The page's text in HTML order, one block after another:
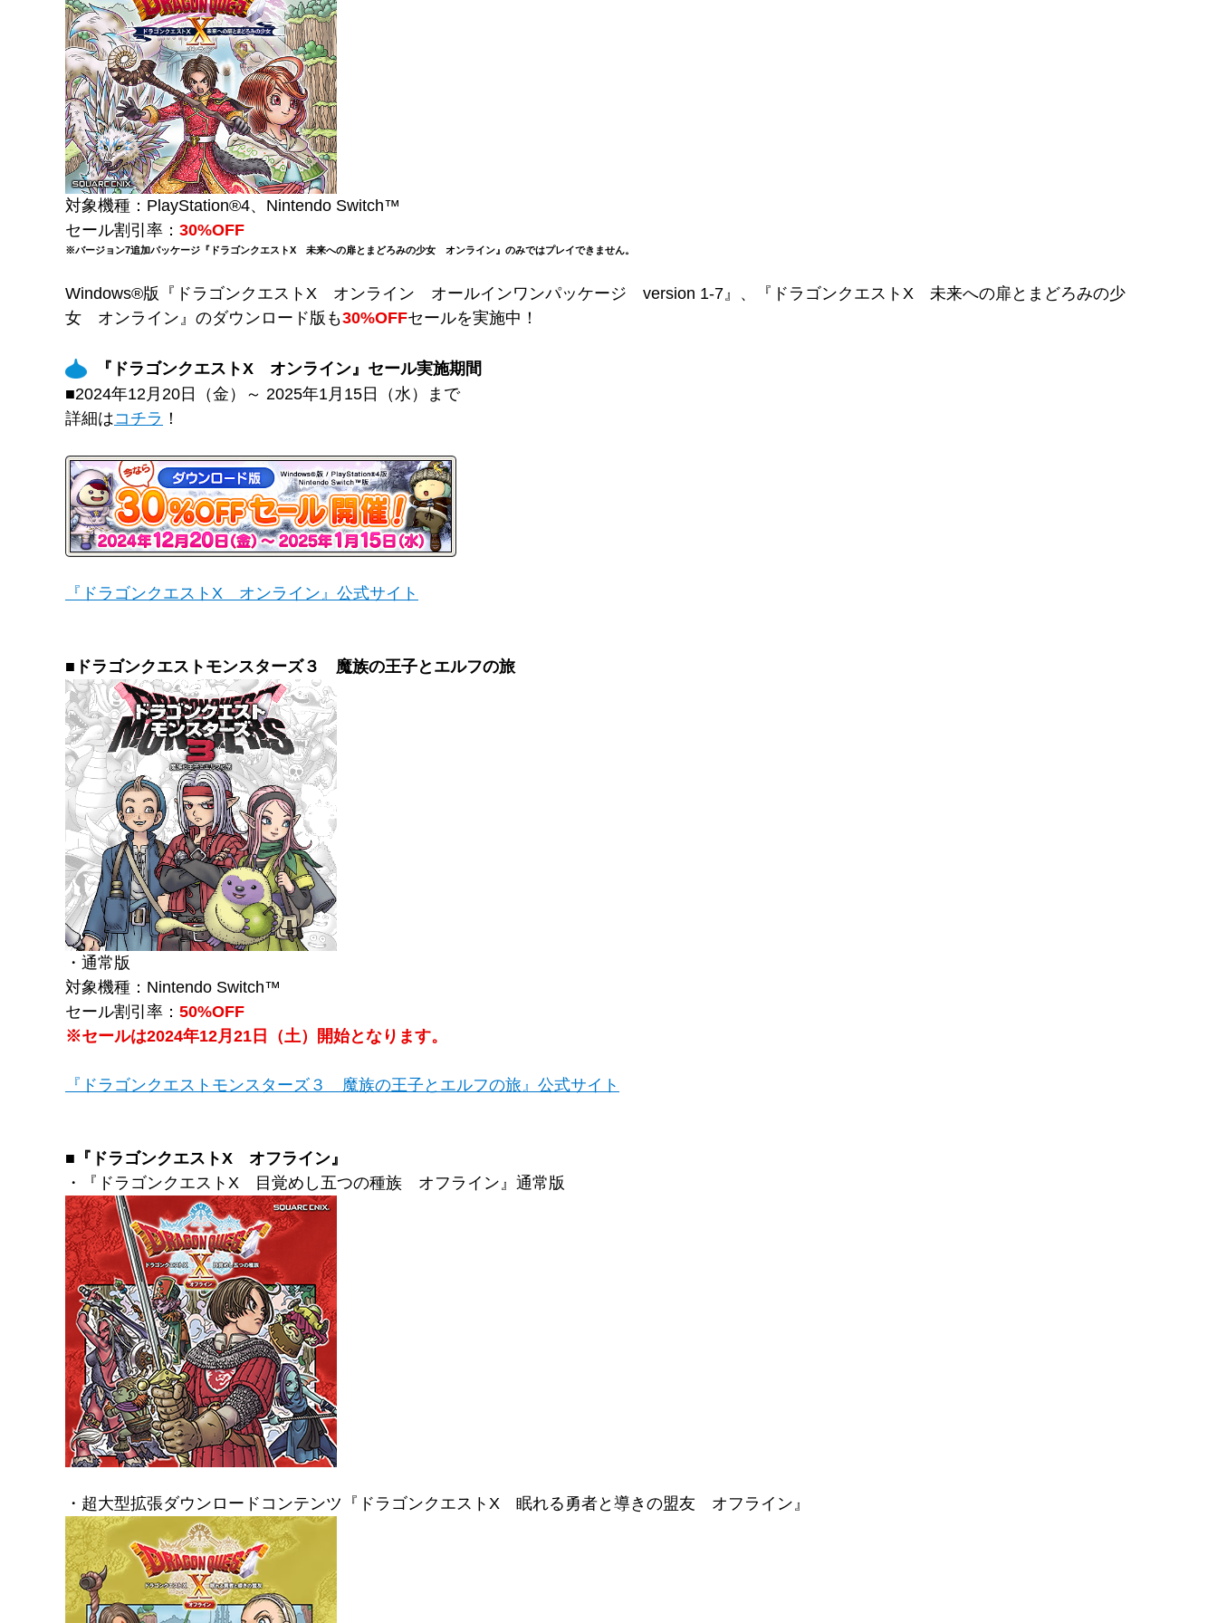
対象機種：PlayStation®4、Nintendo Switch™
セール割引率： 30%OFF
※バージョン7追加パッケージ『ドラゴンクエストX 未来への扉とまどろみの少女 オンライン』のみではプレイできません。
Windows®版『ドラゴンクエストX オンライン オールインワンパッケージ version 1-7』、『ドラゴンクエストX 未来への扉とまどろみの少
女 オンライン』のダウンロード版も30%OFFセールを実施中！
『ドラゴンクエストX オンライン』セール実施期間
■2024年12月20日（金）～ 2025年1月15日（水）まで
詳細はコチラ ！
『ドラゴンクエストX オンライン』公式サイト
■ドラゴンクエストモンスターズ３ 魔族の王子とエルフの旅
・通常版
対象機種：Nintendo Switch™
セール割引率： 50%OFF
※セールは2024年12月21日（土）開始となります。
『ドラゴンクエストモンスターズ３ 魔族の王子とエルフの旅』公式サイト
■『ドラゴンクエストX オフライン』
・『ドラゴンクエストX 目覚めし五つの種族 オフライン』通常版
・超大型拡張ダウンロードコンテンツ『ドラゴンクエストX 眠れる勇者と導きの盟友 オフライン』